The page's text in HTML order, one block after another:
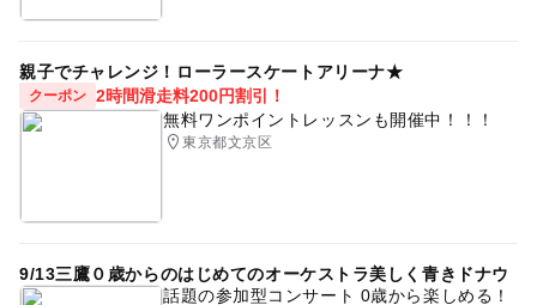
親子でチャレンジ！ローラースケートアリーナ★
クーポン 2時間滑走料200円割引！
無料ワンポイントレッスンも開催中！！！
東京都文京区
9/13三鷹０歳からのはじめてのオーケストラ美しく青きドナウ
話題の参加型コンサート 0歳から楽しめる！